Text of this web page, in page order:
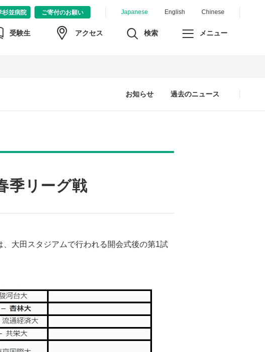
Japanese English Chinese
杉並病院 ご寄付のお願い
受験生 アクセス 検索 メニュー
お知らせ 過去のニュース
季リーグ戦
大田スタジアムで行われる開会式後の第1試